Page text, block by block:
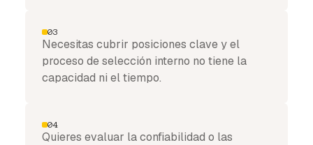
03
Necesitas cubrir posiciones clave y el
proceso de selección interno no tiene la
capacidad ni el tiempo.
04
Quieres evaluar la confiabilidad o las